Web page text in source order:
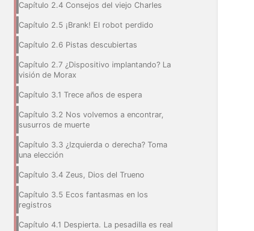
Capítulo 2.4 Consejos del viejo Charles
Capítulo 2.5 ¡Brank! El robot perdido
Capítulo 2.6 Pistas descubiertas
Capítulo 2.7 ¿Dispositivo implantando? La
visión de Morax
Capítulo 3.1 Trece años de espera
Capítulo 3.2 Nos volvemos a encontrar,
susurros de muerte
Capítulo 3.3 ¿Izquierda o derecha? Toma
una elección
Capítulo 3.4 Zeus, Dios del Trueno
Capítulo 3.5 Ecos fantasmas en los
registros
Capítulo 4.1 Despierta. La pesadilla es real